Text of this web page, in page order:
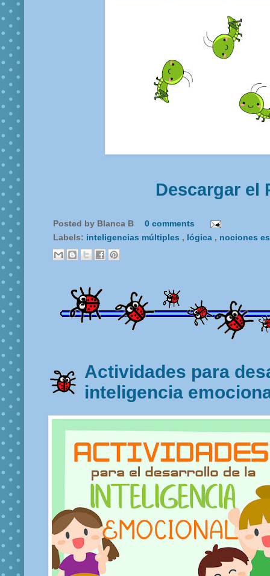
Descargar el
Posted by Blanca B
0 comments
Labels: inteligencias múltiples , lógica , nociones
Actividades para
inteligencia